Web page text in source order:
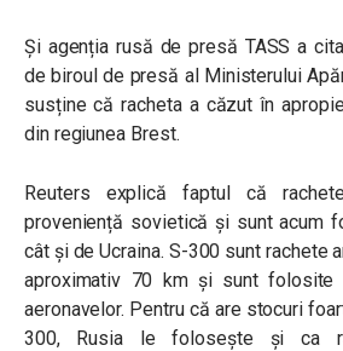
Și agenția rusă de presă TASS a
de biroul de presă al Ministerului
susține că racheta a căzut în
din regiunea Brest.
Reuters explică faptul că
proveniență sovietică și sunt acum
cât și de Ucraina. S-300 sunt rachete
aproximativ 70 km și sunt folosite
aeronavelor. Pentru că are stocuri
300, Rusia le folosește și ca